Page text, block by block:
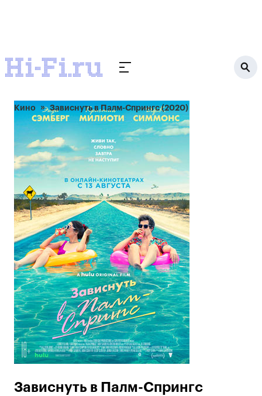
Кино Зависнуть в Палм-Спрингс (2020)
Зависнуть в Палм-Спрингс